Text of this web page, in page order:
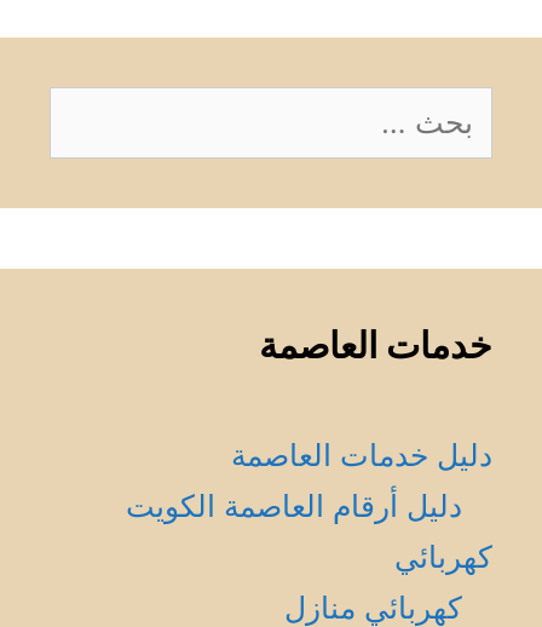
البحث
عن:
خدمات العاصمة
دليل خدمات العاصمة
دليل أرقام العاصمة الكويت
كهربائي
كهربائي منازل